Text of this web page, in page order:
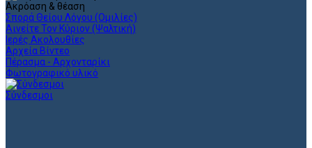
Ακρόαση & θέαση
Σπορά Θείου Λόγου (Ομιλίες)
Αινείτε Τον Κύριον (Ψαλτική)
Ιερές Ακολουθίες
Αρχεία Βίντεο
Πέρασμα - Αρχονταρίκι
Φωτογραφικό υλικό
Σύνδεσμοι